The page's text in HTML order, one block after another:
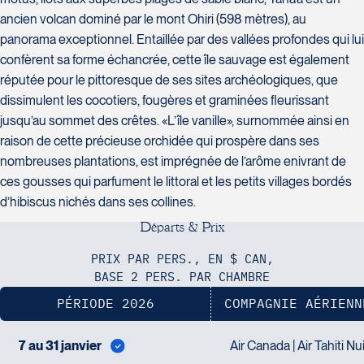
ancien volcan dominé par le mont Ohiri (598 mètres), au
panorama exceptionnel. Entaillée par des vallées profondes qui lui
confèrent sa forme échancrée, cette île sauvage est également
réputée pour le pittoresque de ses sites archéologiques, que
dissimulent les cocotiers, fougères et graminées fleurissant
jusqu’au sommet des crêtes. «L’île vanille», surnommée ainsi en
raison de cette précieuse orchidée qui prospère dans ses
nombreuses plantations, est imprégnée de l’arôme enivrant de
ces gousses qui parfument le littoral et les petits villages bordés
d’hibiscus nichés dans ses collines.
Départs & Prix
PRIX PAR PERS., EN $ CAN,
BASE 2 PERS. PAR CHAMBRE
PÉRIODE 2026 COMPAGNIE
7 au 31 janvier Air Canada | Air Tahiti Nui
Voyages Nouveau-Monde
420 Boulevard Manseau
Joliette
J6E 3E1
Tél :450-755-5557 / 1-877-751-5557
Voyages Terre et Monde
1460 Chemin Gascon
Terrebonne
Voyages des Laurentides
939 Boulevard Albiny-Paquette
Mont-Laurier
J9L 3J1
Tél :819-623-2511 / 1-866-385-2511
Tél :450-688-6211 / 1-888-682-8616
Club Voyages Orientation
1001 Boulevard de Montarville - local 39
Boucherville
J4B 6P5
Tél :450-655-1855 / 1-866-655-5736
Club Voyages Princesse
450-372-4444
La Forfaiterie Voyages
5401 Boulevard Des Galeries - Local 104
(porte H)
Québec
G2K 1N4
Tél :418-652-2400 / 1-888-848-1518
Le Voyagiste de Québec
3229 Chemin des Quatre-Bourgeois -
Suite 120QuébecG1W 0C1